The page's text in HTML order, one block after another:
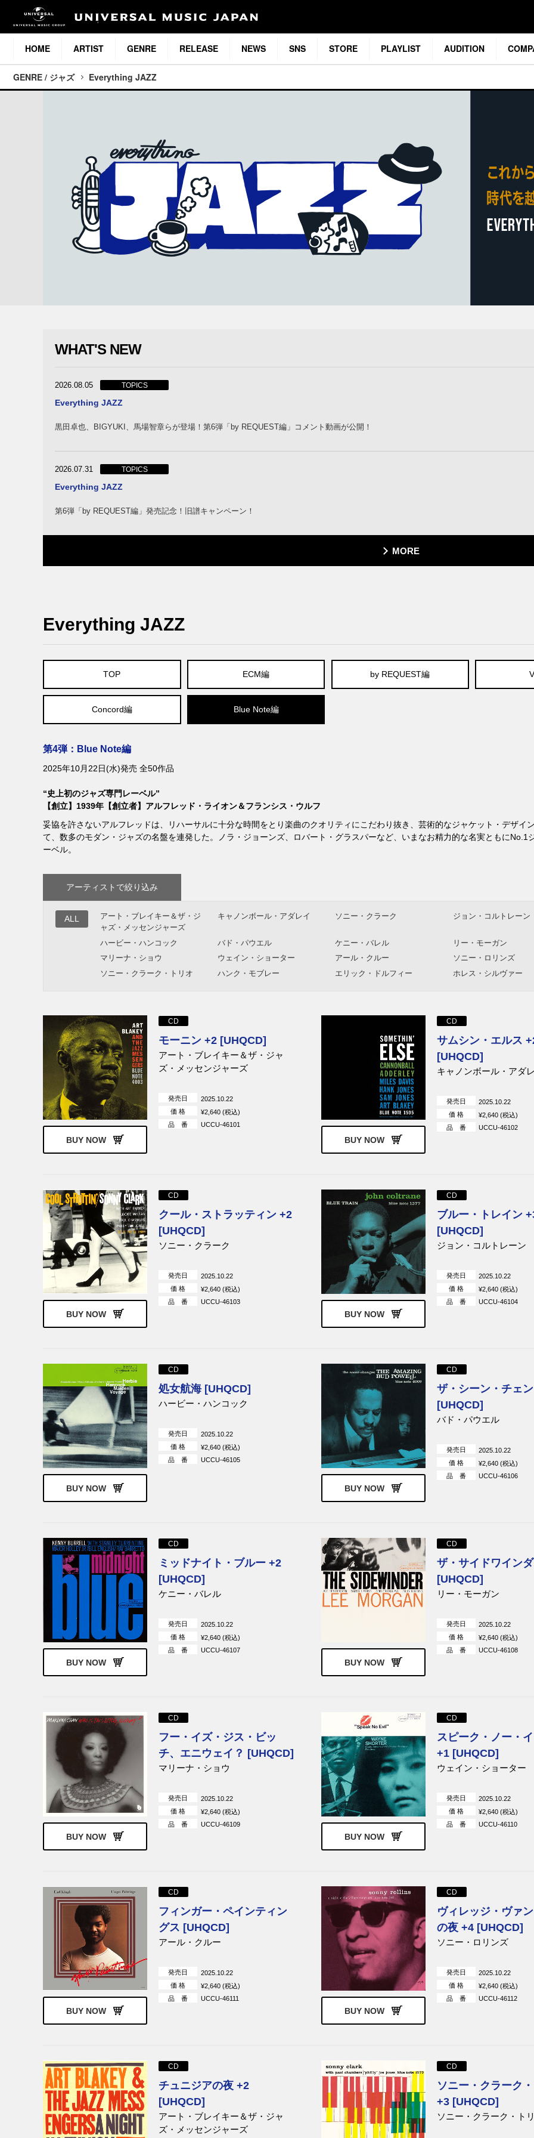
HOME ARTIST GENRE RELEASE NEWS SNS STORE PLAYLIST AUDITION
GENRE / ジャズ Everything JAZZ
WHAT'S NEW
2026.08.05 TOPICS
Everything JAZZ
黒田卓也、BIGYUKI、馬場智章らが登場！第6弾「by REQUEST編」コメント動画が公開！
2026.07.31 TOPICS
Everything JAZZ
第6弾「by REQUEST編」発売記念！旧譜キャンペーン！
MORE
Everything JAZZ
TOP ECM編 by REQUEST編
Concord編 Blue Note編
第4弾：Blue Note編
2025年10月22日(水)発売 全50作品
“史上初のジャズ専門レーベル”
【創立】1939年【創立者】アルフレッド・ライオン＆フランシス・ウルフ
妥協を許さないアルフレッドは、リハーサルに十分な時間をとり楽曲のクオリティにこだわり抜き、芸術的なジャケット・デザイ
て、数多のモダン・ジャズの名盤を連発した。ノラ・ジョーンズ、ロバート・グラスパーなど、いまなお精力的な名実ともにNo.1
ーベル。
アーティストで絞り込み
ALL
アート・ブレイキー＆ザ・ジ
ャズ・メッセンジャーズ
キャノンボール・アダレイ ソニー・クラーク ジョン・コルトレーン
ハービー・ハンコック バド・パウエル ケニー・バレル
リー・モーガン
マリーナ・ショウ
ウェイン・ショーター アール・クルー
ソニー・ロリンズ
ソニー・クラーク・トリオ
ハンク・モブレー エリック・ドルフィー
ホレス・シルヴァー
ドナルド・バード
ボビー・ハッチャーソ
オーネット・コールマン・ト
リオ
ノラ・ジョーンズ ロバート・グラスパー
カサンドラ・ウィルソン
ロバート・グラスパー・エク
スペリメント
BUY NOW
CD
モーニン +2 [UHQCD]
アート・ブレイキー＆ザ・ジャ
ズ・メッセンジャーズ
発売日
2025.10.22
価 格
¥2,640 (税込)
品 番
UCCU-46101
BUY NOW
CD
サムシン・エルス
[UHQCD]
キャノンボール・アダ
発売日
2025.10.22
価 格
¥2,640 (税込)
品 番
UCCU-46102
BUY NOW
CD
クール・ストラッティン +2
[UHQCD]
ソニー・クラーク
発売日
2025.10.22
価 格
¥2,640 (税込)
品 番
UCCU-46103
BUY NOW
CD
ブルー・トレイン
[UHQCD]
ジョン・コルトレーン
発売日
2025.10.22
価 格
¥2,640 (税込)
品 番
UCCU-46104
BUY NOW
CD
処女航海 [UHQCD]
ハービー・ハンコック
発売日
2025.10.22
価 格
¥2,640 (税込)
品 番
UCCU-46105
BUY NOW
CD
ザ・シーン・チェ
[UHQCD]
バド・パウエル
発売日
2025.10.22
価 格
¥2,640 (税込)
品 番
UCCU-46106
BUY NOW
CD
ミッドナイト・ブルー +2
[UHQCD]
ケニー・バレル
発売日
2025.10.22
価 格
¥2,640 (税込)
品 番
UCCU-46107
BUY NOW
CD
ザ・サイドワイン
[UHQCD]
リー・モーガン
発売日
2025.10.22
価 格
¥2,640 (税込)
品 番
UCCU-46108
BUY NOW
CD
フー・イズ・ジス・ビッ
チ、エニウェイ？ [UHQCD]
マリーナ・ショウ
発売日
2025.10.22
価 格
¥2,640 (税込)
品 番
UCCU-46109
BUY NOW
CD
スピーク・ノー・
+1 [UHQCD]
ウェイン・ショーター
発売日
2025.10.22
価 格
¥2,640 (税込)
品 番
UCCU-46110
BUY NOW
CD
フィンガー・ペインティン
グス [UHQCD]
アール・クルー
発売日
2025.10.22
価 格
¥2,640 (税込)
品 番
UCCU-46111
BUY NOW
CD
ヴィレッジ・ヴァ
の夜 +4 [UHQCD]
ソニー・ロリンズ
発売日
2025.10.22
価 格
¥2,640 (税込)
品 番
UCCU-46112
CD
チュニジアの夜 +2
[UHQCD]
アート・ブレイキー＆ザ・ジャ
ズ・メッセンジャーズ
CD
ソニー・クラーク
+3 [UHQCD]
ソニー・クラーク・ト